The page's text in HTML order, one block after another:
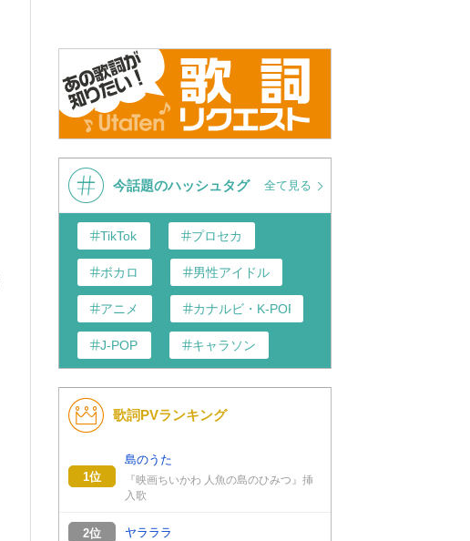
今話題のハッシュタグ 全て見る
TikTok プロセカ
ボカロ 男性アイドル
アニメ カナルビ・K-POP和訳
J-POP キャラソン
K-POP バンド
演歌・歌謡
VTuber
歌詞PVランキング
1位
島のうた
『映画ちいかわ 人魚の島のひみつ』挿
入歌
2位 ヤラララ